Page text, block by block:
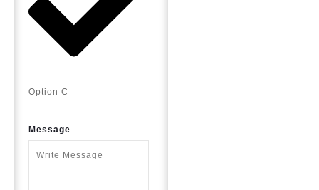
Option C
Message